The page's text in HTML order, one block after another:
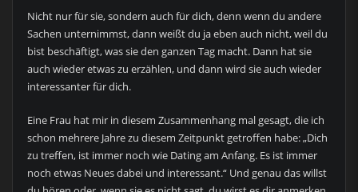
Nicht nur für sie, sondern auch für dich, denn wenn du andere
Sachen unternimmst, dann weißt du ja eben auch nicht, weil du
bist beschäftigt, was sie den ganzen Tag macht. Dann hat sie
auch wieder etwas zu erzählen, und dann wird sie auch wieder
interessanter für dich.
Eine Frau hat mir in diesem Zusammenhang mal gesagt, die ich
schon mehrere Jahre zu diesem Zeitpunkt getroffen habe: „Dich
zu treffen, ist immer noch wie Dating am Anfang. Es ist immer
noch etwas Neues dabei und interessant.“ Und genau das willst